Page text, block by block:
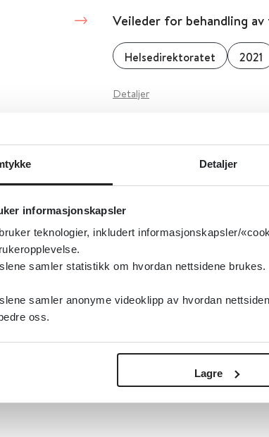
Detaljer
informasjonskapsler
teknologier, inkludert informasjonskapsler/
samler statistikk om hvordan nettsidene
samler anonyme videoklipp av hvordan
oss.
Lagre
Veileder for behandling
Helsedirektoratet 2021
Detaljer